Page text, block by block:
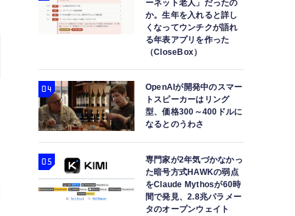
Microsoft Copilot（とSuno AIプラグイン）だけで
かた教えます
ーネット老人」だったの
か。生年を入れると詳し
くなってウンチクが語れ
る年表アプリを作った
（CloseBox）
OpenAIが開発中のスマー
トスピーカーはリング
型、価格300～400ドルに
なるとのうわさ
専門家が2年気づかなかっ
た暗号方式HAWKの弱点
をClaude Mythosが60時
間で発見、2.8兆パラメー
タのオープンウェイト